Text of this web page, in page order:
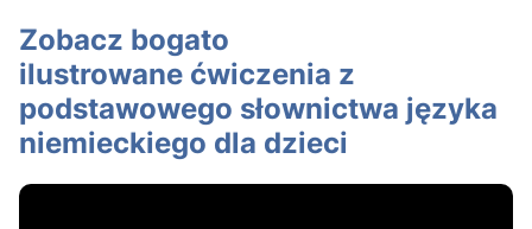
Zobacz bogato
ilustrowane ćwiczenia z
podstawowego słownictwa języka
niemieckiego dla dzieci